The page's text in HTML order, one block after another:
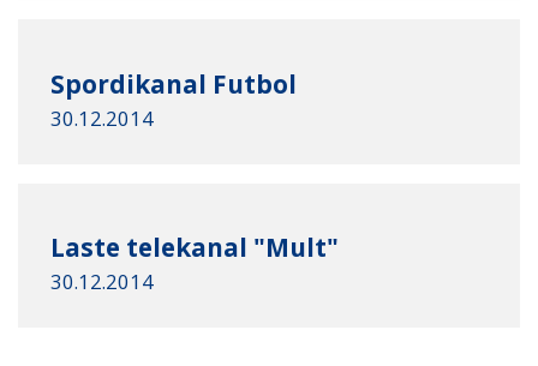
Spordikanal Futbol
30.12.2014
Laste telekanal "Mult"
30.12.2014